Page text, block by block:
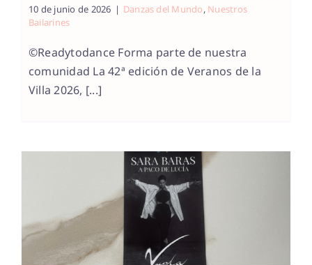
10 de junio de 2026 | Danzas del Mundo, Nuestros
Bailarines
©Readytodance Forma parte de nuestra
comunidad La 42ª edición de Veranos de la
Villa 2026, [...]